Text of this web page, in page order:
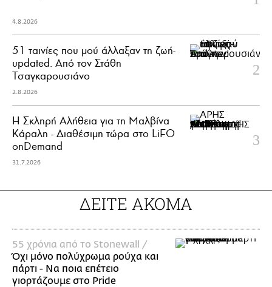
4.8.2026
51 ταινίες που μού άλλαξαν τη ζωή-
updated. Aπό τον Στάθη
Τσαγκαρουσιάνο
2.8.2026
Η Σκληρή Αλήθεια για τη Μαλβίνα
Κάραλη - Διαθέσιμη τώρα στo LiFO
onDemand
31.7.2026
ΔΕΙΤΕ ΑΚΟΜΑ
55 χρόνια από το Stonewall /
Όχι μόνο πολύχρωμα ρούχα και
πάρτι - Να ποια επέτειο
γιορτάζουμε στο Pride